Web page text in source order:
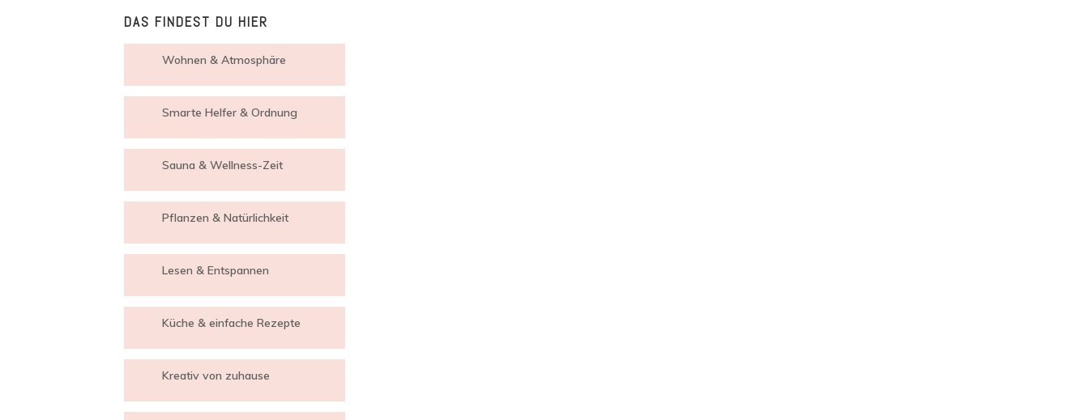
DAS FINDEST DU HIER
Wohnen & Atmosphäre
Smarte Helfer & Ordnung
Sauna & Wellness-Zeit
Pflanzen & Natürlichkeit
Lesen & Entspannen
Küche & einfache Rezepte
Kreativ von zuhause